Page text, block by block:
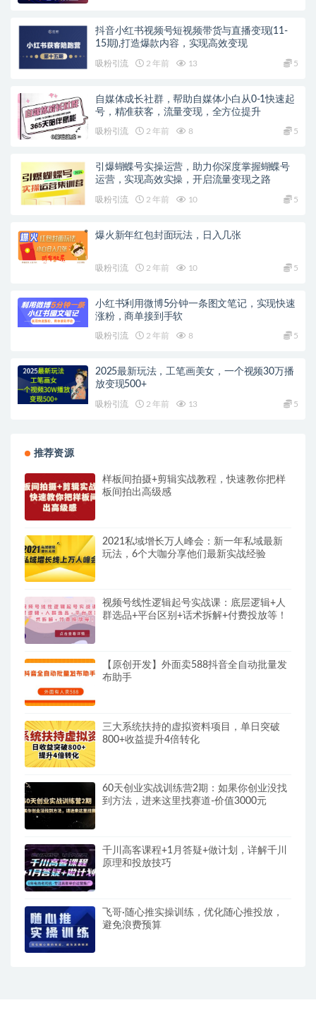
抖音小红书视频号短视频带货与直播变现(11-
15期),打造爆款内容，实现高效变现
吸粉引流 2 年前 13 5
自媒体成长社群，帮助自媒体小白从0-1快速起
号，精准获客，流量变现，全方位提升
吸粉引流 2 年前 8 5
引爆蝴蝶号实操运营，助力你深度掌握蝴蝶号
运营，实现高效实操，开启流量变现之路
吸粉引流 2 年前 10 5
爆火新年红包封面玩法，日入几张
吸粉引流 2 年前 10 5
小红书利用微博5分钟一条图文笔记，实现快速
涨粉，商单接到手软
吸粉引流 2 年前 8 5
2025最新玩法，工笔画美女，一个视频30万播
放变现500+
吸粉引流 2 年前 13 5
推荐资源
样板间拍摄+剪辑实战教程，快速教你把样
板间拍出高级感
2021私域增长万人峰会：新一年私域最新
玩法，6个大咖分享他们最新实战经验
视频号线性逻辑起号实战课：底层逻辑+人
群选品+平台区别+话术拆解+付费投放等！
【原创开发】外面卖588抖音全自动批量发
布助手
三大系统扶持的虚拟资料项目，单日突破
800+收益提升4倍转化
60天创业实战训练营2期：如果你创业没找
到方法，进来这里找赛道-价值3000元
千川高客课程+1月答疑+做计划，详解千川
原理和投放技巧
飞哥·随心推实操训练，优化随心推投放，
避免浪费预算